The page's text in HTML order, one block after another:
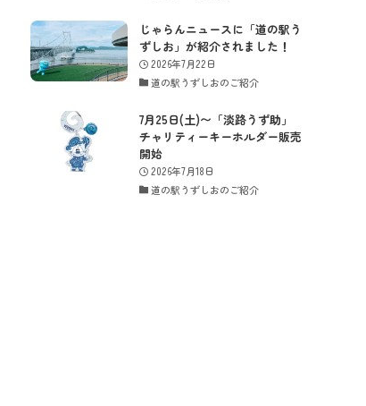
じゃらんニュースに「道の駅う
ずしお」が紹介されました！
2026年7月22日
道の駅うずしおのご紹介
7月25日(土)〜「淡路うず助」
チャリティーキーホルダー販売
開始
2026年7月18日
道の駅うずしおのご紹介